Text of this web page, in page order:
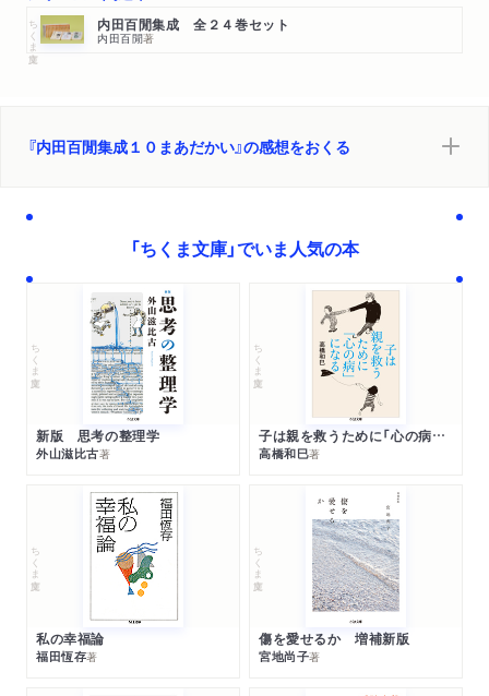
ちくま文庫 内田百閒集成 全２４巻セット
内田百閒著
『内田百閒集成１０まあだかい』の感想をおくる
「ちくま文庫」でいま人気の本
ちくま文庫
新版 思考の整理学
外山滋比古著
ちくま文庫
子は親を救うために「心の病」になる
高橋和巳著
ちくま文庫
私の幸福論
福田恆存著
ちくま文庫
傷を愛せるか 増補新版
宮地尚子著